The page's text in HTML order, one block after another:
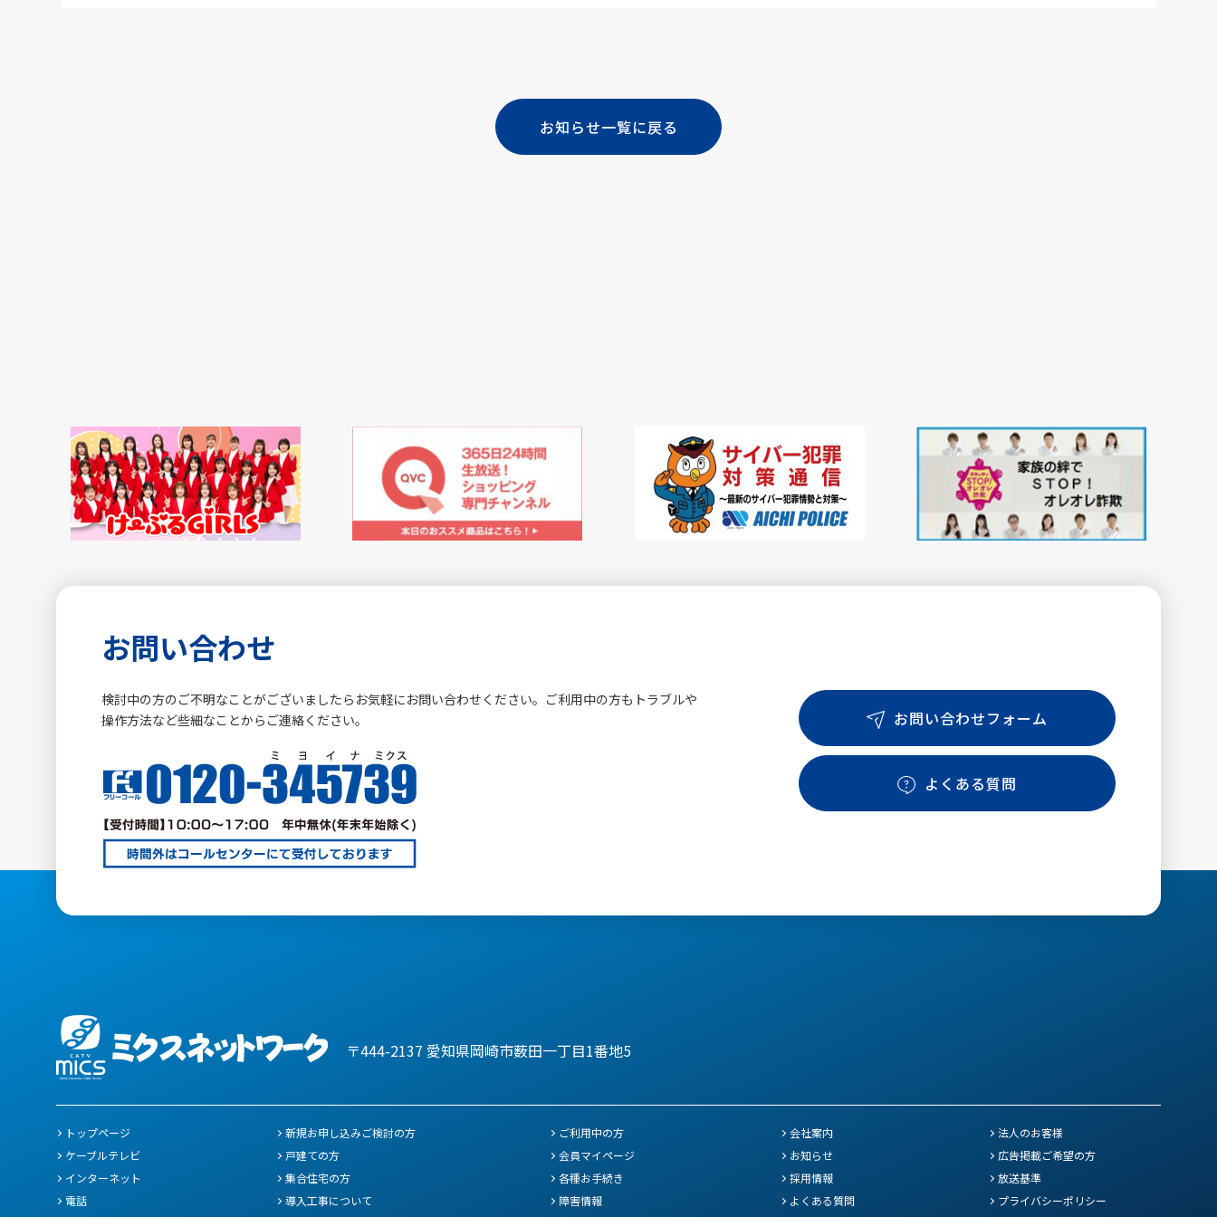
お知らせ一覧に戻る
お問い合わせ
検討中の方のご不明なことがございましたらお気軽にお問い合わせください。ご利用中の方もトラブルや
操作方法など些細なことからご連絡ください。
お問い合わせフォーム
よくある質問
〒444-2137 愛知県岡崎市薮田一丁目1番地5
トップページ
ケーブルテレビ
インターネット
電話
新規お申し込みご検討の方
戸建ての方
集合住宅の方
導入工事について
ご利用中の方
会員マイページ
各種お手続き
障害情報
会社案内
お知らせ
採用情報
よくある質問
法人のお客様
広告掲載ご希望の方
放送基準
プライバシーポリシー